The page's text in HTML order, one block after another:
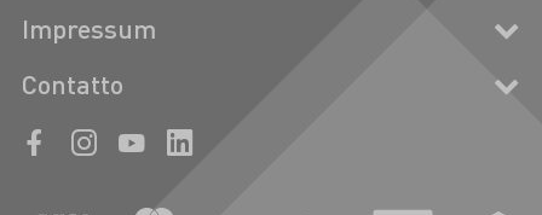
Impressum
Contatto